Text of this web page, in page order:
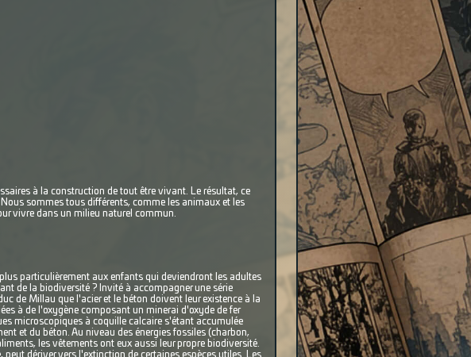
à la construction de tout être vivant. Le résultat, ce
sommes tous différents, comme les animaux et les
vivre dans un milieu naturel commun.
particulièrement aux enfants qui deviendront les adultes
de la biodiversité ? Invité à accompagner une série
de Millau que l'acier et le béton doivent leur existence à la
à de l'oxygène composant un minerai d'oxyde de fer
microscopiques à coquille calcaire s'étant accumulée
et du béton. Au niveau des énergies fossiles (charbon,
les vêtements ont eux aussi leur propre biodiversité.
dériver vers l'extinction de certaines espèces utiles. Les